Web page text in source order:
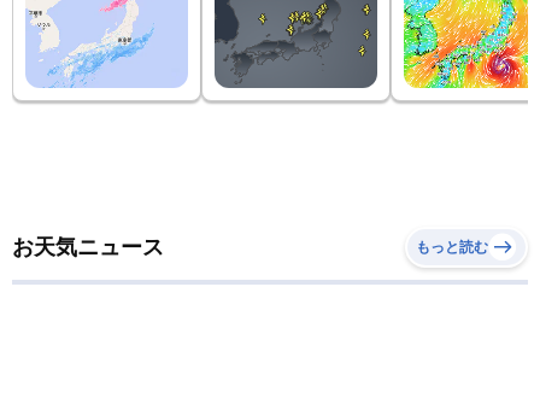
お天気ニュース もっと読む